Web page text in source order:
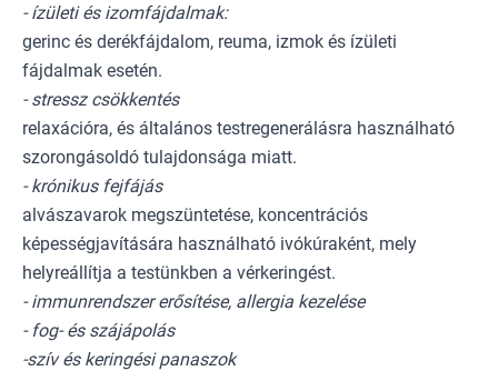
- ízületi és izomfájdalmak:
gerinc és derékfájdalom, reuma, izmok és ízületi
fájdalmak esetén.
- stressz csökkentés
relaxációra, és általános testregenerálásra használható
szorongásoldó tulajdonsága miatt.
- krónikus fejfájás
alvászavarok megszüntetése, koncentrációs
képességjavítására használható ivókúraként, mely
helyreállítja a testünkben a vérkeringést.
- immunrendszer erősítése, allergia kezelése
- fog- és szájápolás
-szív és keringési panaszok